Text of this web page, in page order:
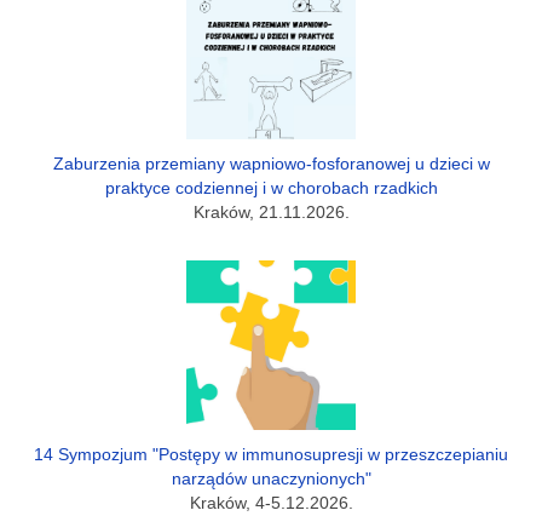
Zaburzenia przemiany wapniowo-fosforanowej u dzieci w
praktyce codziennej i w chorobach rzadkich
Kraków, 21.11.2026.
14 Sympozjum "Postępy w immunosupresji w przeszczepianiu
narządów unaczynionych"
Kraków, 4-5.12.2026.